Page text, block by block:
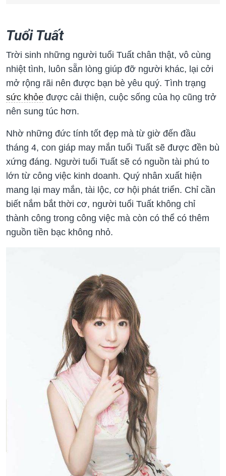
Tuổi Tuất
Trời sinh những người tuổi Tuất chân thật, vô cùng
nhiệt tình, luôn sẵn lòng giúp đỡ người khác, lại cởi
mở rộng rãi nên được bạn bè yêu quý. Tình trạng
sức khỏe được cải thiện, cuộc sống của họ cũng trở
nên sung túc hơn.
Nhờ những đức tính tốt đẹp mà từ giờ đến đầu
tháng 4, con giáp may mắn tuổi Tuất sẽ được đền bù
xứng đáng. Người tuổi Tuất sẽ có nguồn tài phú to
lớn từ công việc kinh doanh. Quý nhân xuất hiện
mang lại may mắn, tài lộc, cơ hội phát triển. Chỉ cần
biết nắm bắt thời cơ, người tuổi Tuất không chỉ
thành công trong công việc mà còn có thể có thêm
nguồn tiền bạc không nhỏ.